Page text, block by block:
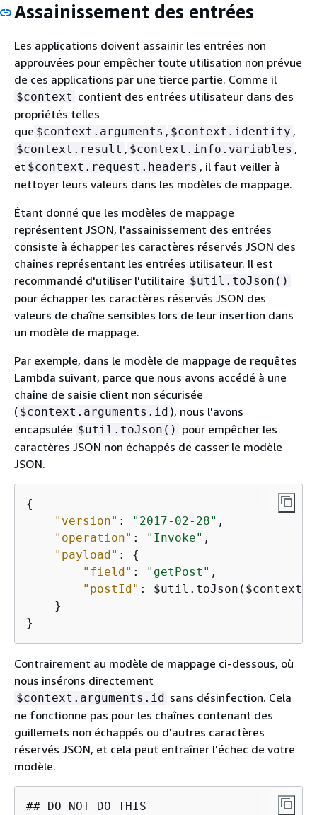
Assainissement des entrées
Les applications doivent assainir les entrées non
approuvées pour empêcher toute utilisation non prévue
de ces applications par une tierce partie. Comme il
$context contient des entrées utilisateur dans des
propriétés telles
que $context.arguments , $context.identity ,
$context.result , $context.info.variables ,
et $context.request.headers , il faut veiller à
nettoyer leurs valeurs dans les modèles de mappage.
Étant donné que les modèles de mappage
représentent JSON, l'assainissement des entrées
consiste à échapper les caractères réservés JSON des
chaînes représentant les entrées utilisateur. Il est
recommandé d'utiliser l'utilitaire $util.toJson()
pour échapper les caractères réservés JSON des
valeurs de chaîne sensibles lors de leur insertion dans
un modèle de mappage.
Par exemple, dans le modèle de mappage de requêtes
Lambda suivant, parce que nous avons accédé à une
chaîne de saisie client non sécurisée
( $context.arguments.id ), nous l'avons
encapsulée $util.toJson() pour empêcher les
caractères JSON non échappés de casser le modèle
JSON.
{
"version" : "2017-02-28" ,
"operation" : "Invoke" ,
"payload" : {
"field" : "getPost" ,
"postId" :
    }
}
Contrairement au modèle de mappage ci-dessous, où
nous insérons directement
$context.arguments.id sans désinfection. Cela
ne fonctionne pas pour les chaînes contenant des
guillemets non échappés ou d'autres caractères
réservés JSON, et cela peut entraîner l'échec de votre
modèle.